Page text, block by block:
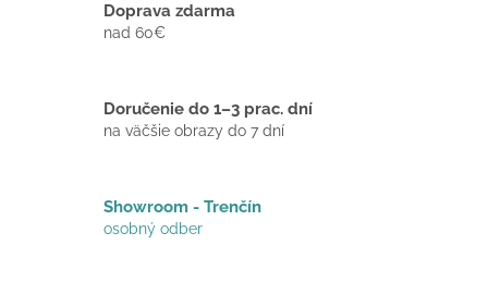
v
k
ý
p
Doprava zdarma
nad 60€
Doručenie do 1–3 prac. dní
na väčšie obrazy do 7 dní
Showroom - Trenčín
osobný odber